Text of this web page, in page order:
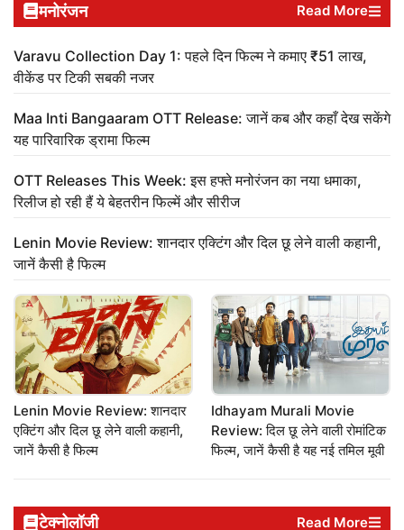
मनोरंजन Read More
Varavu Collection Day 1: पहले दिन फिल्म ने कमाए ₹51 लाख,
वीकेंड पर टिकी सबकी नजर
Maa Inti Bangaaram OTT Release: जानें कब और कहाँ देख सकेंगे
यह पारिवारिक ड्रामा फिल्म
OTT Releases This Week: इस हफ्ते मनोरंजन का नया धमाका,
रिलीज हो रही हैं ये बेहतरीन फिल्में और सीरीज
Lenin Movie Review: शानदार एक्टिंग और दिल छू लेने वाली कहानी,
जानें कैसी है फिल्म
Lenin Movie Review: शानदार
एक्टिंग और दिल छू लेने वाली कहानी,
जानें कैसी है फिल्म
Idhayam Murali Movie
Review: दिल छू लेने वाली रोमांटिक
फिल्म, जानें कैसी है यह नई तमिल मूवी
टेक्नोलॉजी Read More